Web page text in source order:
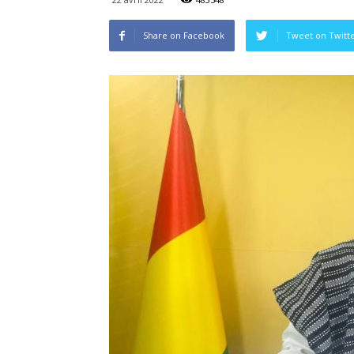
Share on Facebook Tweet on